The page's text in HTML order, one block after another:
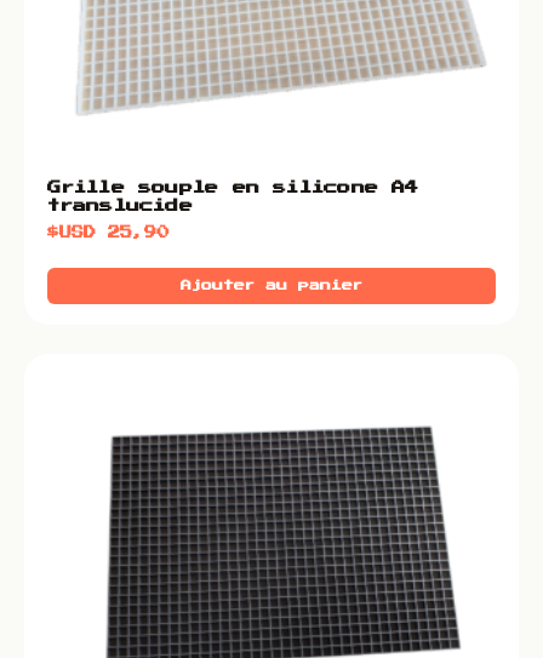
Grille souple en silicone A4
translucide
$USD25,90
Ajouter au panier